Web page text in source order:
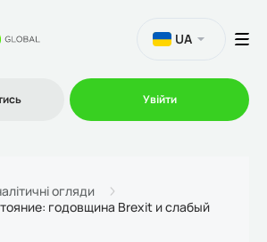
UA
Увійти
огляди
годовщина Brexit и слабый